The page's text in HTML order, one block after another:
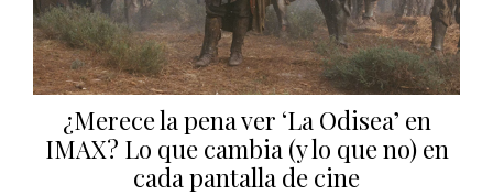
¿Merece la pena ver ‘La Odisea’ en
IMAX? Lo que cambia (y lo que no) en
cada pantalla de cine